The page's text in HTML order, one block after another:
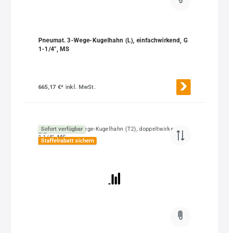
Pneumat. 3-Wege-Kugelhahn (L), einfachwirkend, G
1-1/4", MS
665,17 €* inkl. MwSt.
Sofort verfügbar
Staffelrabatt sichern